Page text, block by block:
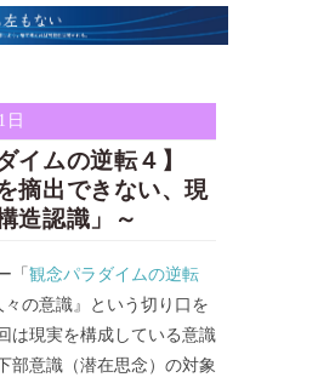
日
ダイムの逆転４】
摘出できない、現
造認識」～
「観念パラダイムの逆転
々の意識』という切り口を
は現実を構成している意識
部意識（潜在思念）の対象